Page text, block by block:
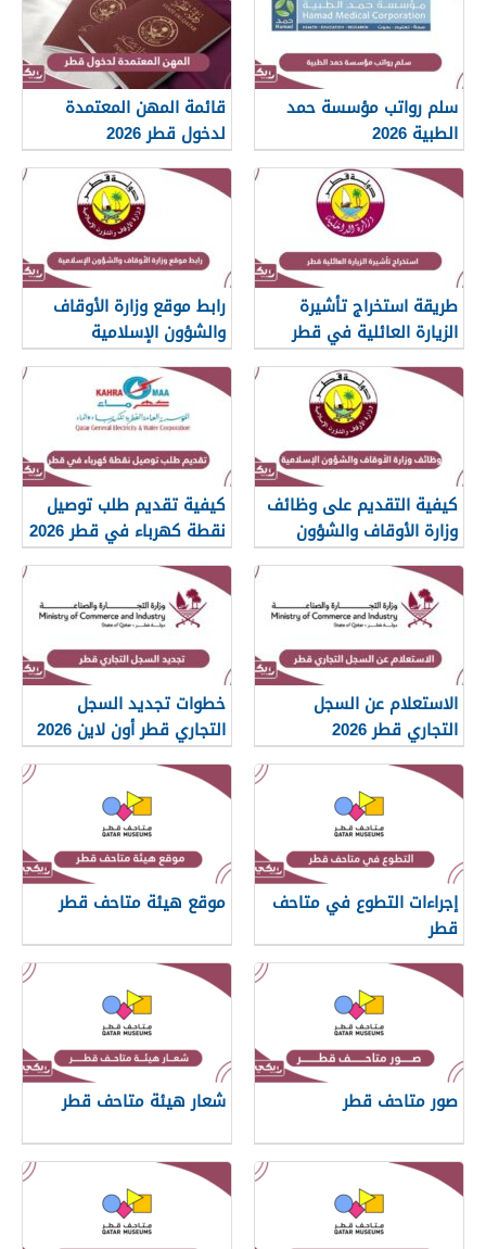
سلم رواتب مؤسسة حمد
الطبية 2026
قائمة المهن المعتمدة
لدخول قطر 2026
طريقة استخراج تأشيرة
الزيارة العائلية في قطر
2026
رابط موقع وزارة الأوقاف
والشؤون الإسلامية
islam.gov.qa
كيفية التقديم على وظائف
وزارة الأوقاف والشؤون
الإسلامية قطر 2026
كيفية تقديم طلب توصيل
نقطة كهرباء في قطر 2026
الاستعلام عن السجل
التجاري قطر 2026
خطوات تجديد السجل
التجاري قطر أون لاين 2026
إجراءات التطوع في متاحف
قطر
موقع هيئة متاحف قطر
صور متاحف قطر شعار هيئة متاحف قطر